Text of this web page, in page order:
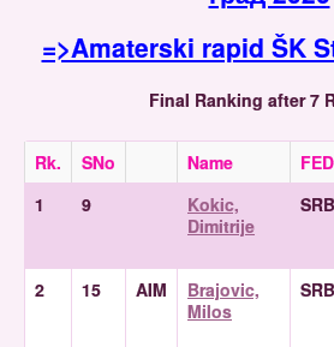
=>Amaterski rapid ŠK
Final Ranking after 7
Rk. SNo Name FED
1
9
Kokic,
Dimitrije
SRB
2 15 AIM
Brajovic,
Milos
SRB